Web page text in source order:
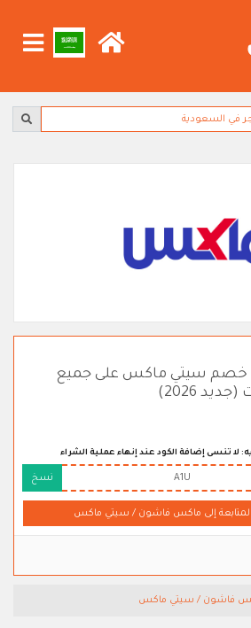
كود خصم سيتي ماكس على جميع
2026)
لا تنسى إضافة الكود عند إنهاء عملية الشراء
A1U نسخ
المتابعة إلى ماكس فاشون / سيتي ماكس
فاشون / سيتي ماكس